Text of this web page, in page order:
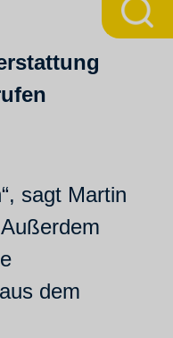
sagt Martin
dem